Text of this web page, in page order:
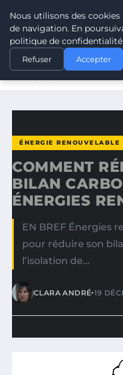
CLIMATE
ACCUEIL
ÉNERGIE
COMMENT RÉDUIRE SON
ÉNERGIE RENOUVELABLE
COMMENT
BILAN
ÉNERGIES
EN BREF Énergies
pour réduire son
l’isolation de…
CLARA ANDRÉ•19
Nous utilisons des
de navigation. En
politique de
Refuser Accepter